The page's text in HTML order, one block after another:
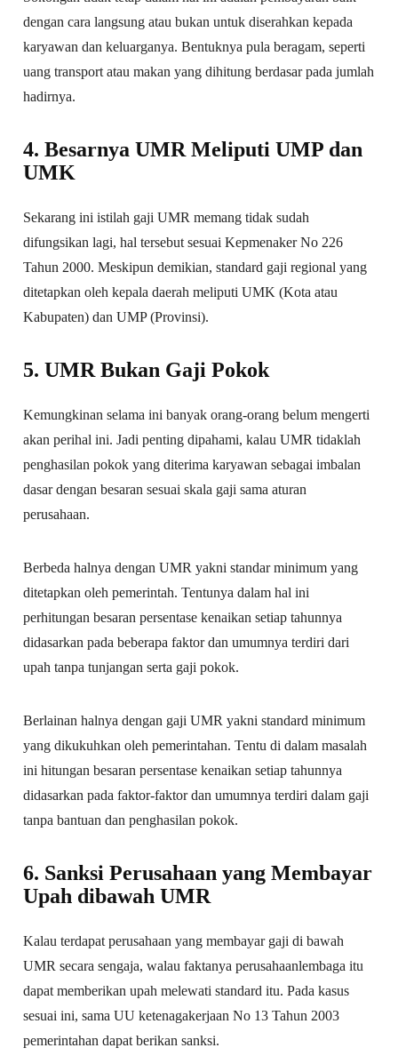
dengan cara langsung atau bukan untuk diserahkan kepada
karyawan dan keluarganya. Bentuknya pula beragam, seperti
uang transport atau makan yang dihitung berdasar pada jumlah
hadirnya.
4. Besarnya UMR Meliputi UMP dan
UMK
Sekarang ini istilah gaji UMR memang tidak sudah
difungsikan lagi, hal tersebut sesuai Kepmenaker No 226
Tahun 2000. Meskipun demikian, standard gaji regional yang
ditetapkan oleh kepala daerah meliputi UMK (Kota atau
Kabupaten) dan UMP (Provinsi).
5. UMR Bukan Gaji Pokok
Kemungkinan selama ini banyak orang-orang belum mengerti
akan perihal ini. Jadi penting dipahami, kalau UMR tidaklah
penghasilan pokok yang diterima karyawan sebagai imbalan
dasar dengan besaran sesuai skala gaji sama aturan
perusahaan.
Berbeda halnya dengan UMR yakni standar minimum yang
ditetapkan oleh pemerintah. Tentunya dalam hal ini
perhitungan besaran persentase kenaikan setiap tahunnya
didasarkan pada beberapa faktor dan umumnya terdiri dari
upah tanpa tunjangan serta gaji pokok.
Berlainan halnya dengan gaji UMR yakni standard minimum
yang dikukuhkan oleh pemerintahan. Tentu di dalam masalah
ini hitungan besaran persentase kenaikan setiap tahunnya
didasarkan pada faktor-faktor dan umumnya terdiri dalam gaji
tanpa bantuan dan penghasilan pokok.
6. Sanksi Perusahaan yang Membayar
Upah dibawah UMR
Kalau terdapat perusahaan yang membayar gaji di bawah
UMR secara sengaja, walau faktanya perusahaanlembaga itu
dapat memberikan upah melewati standard itu. Pada kasus
sesuai ini, sama UU ketenagakerjaan No 13 Tahun 2003
pemerintahan dapat berikan sanksi.